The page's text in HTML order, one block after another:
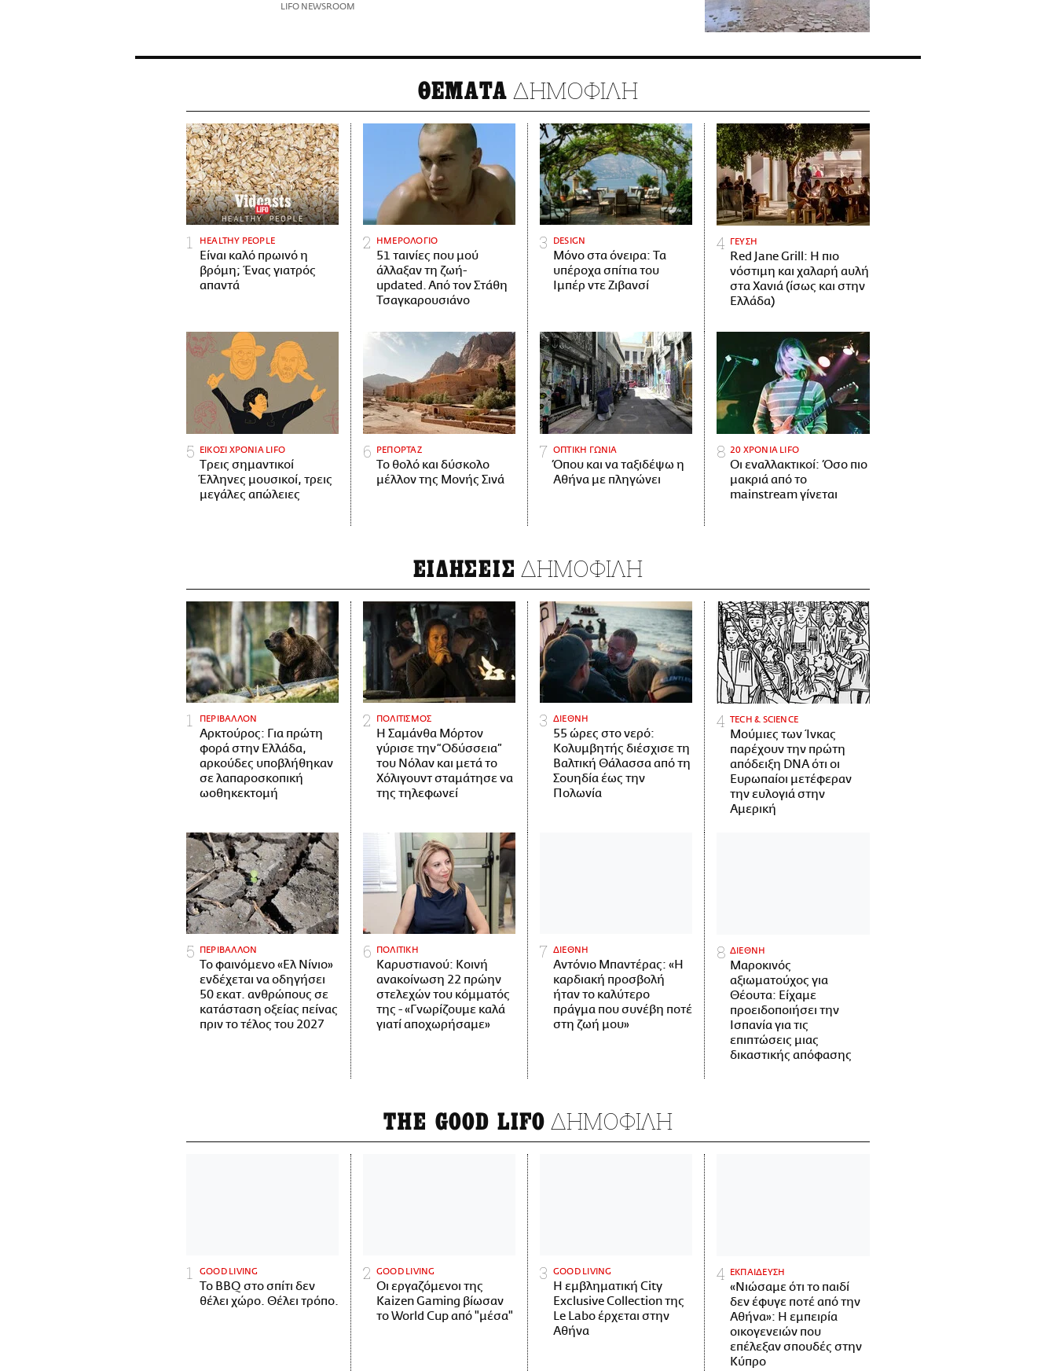
LIFO NEWSROOM
ΘΕΜΑΤΑ ΔΗΜΟΦΙΛΗ
HEALTHY PEOPLE
Είναι καλό πρωινό η
βρόμη; Ένας γιατρός
απαντά
ΗΜΕΡΟΛΟΓΙΟ
51 ταινίες που μού
άλλαξαν τη ζωή-
updated. Aπό τον Στάθη
Τσαγκαρουσιάνο
DESIGN
Μόνο στα όνειρα: Τα
υπέροχα σπίτια του
Ιμπέρ ντε Ζιβανσί
ΓΕΥΣΗ
Red Jane Grill: Η πιο
νόστιμη και χαλαρή αυλή
στα Χανιά (ίσως και στην
Ελλάδα)
ΕΙΚΟΣΙ ΧΡΟΝΙΑ LIFO
Tρεις σημαντικοί
Έλληνες μουσικοί, τρεις
μεγάλες απώλειες
ΡΕΠΟΡΤΑΖ
Το θολό και δύσκολο
μέλλον της Μονής Σινά
ΟΠΤΙΚΗ ΓΩΝΙΑ
Όπου και να ταξιδέψω η
Αθήνα με πληγώνει
20 ΧΡΟΝΙΑ LIFO
Οι εναλλακτικοί: Όσο πιο
μακριά από το
mainstream γίνεται
ΕΙΔΗΣΕΙΣ ΔΗΜΟΦΙΛΗ
ΠΕΡΙΒΑΛΛΟΝ
Αρκτούρος: Για πρώτη
φορά στην Ελλάδα,
αρκούδες υποβλήθηκαν
σε λαπαροσκοπική
ωοθηκεκτομή
ΠΟΛΙΤΙΣΜΟΣ
Η Σαμάνθα Μόρτον
γύρισε την “Οδύσσεια”
του Νόλαν και μετά το
Χόλιγουντ σταμάτησε να
της τηλεφωνεί
ΔΙΕΘΝΗ
55 ώρες στο νερό:
Κολυμβητής διέσχισε τη
Βαλτική Θάλασσα από τη
Σουηδία έως την
Πολωνία
ΤECH & SCIENCE
Μούμιες των Ίνκας
παρέχουν την πρώτη
απόδειξη DNA ότι οι
Ευρωπαίοι μετέφεραν
την ευλογιά στην
Αμερική
ΠΕΡΙΒΑΛΛΟΝ
Το φαινόμενο «Ελ Νίνιο»
ενδέχεται να οδηγήσει
50 εκατ. ανθρώπους σε
κατάσταση οξείας πείνας
πριν το τέλος του 2027
ΠΟΛΙΤΙΚΗ
Καρυστιανού: Κοινή
ανακοίνωση 22 πρώην
στελεχών του κόμματός
της - «Γνωρίζουμε καλά
γιατί αποχωρήσαμε»
ΔΙΕΘΝΗ
Αντόνιο Μπαντέρας: «Η
καρδιακή προσβολή
ήταν το καλύτερο
πράγμα που συνέβη ποτέ
στη ζωή μου»
ΔΙΕΘΝΗ
Μαροκινός
αξιωματούχος για
Θέουτα: Είχαμε
προειδοποιήσει την
Ισπανία για τις
επιπτώσεις μιας
δικαστικής απόφασης
THE GOOD LIFO ΔΗΜΟΦΙΛΗ
GOOD LIVING
Το BBQ στο σπίτι δεν
θέλει χώρο. Θέλει τρόπο.
GOOD LIVING
Οι εργαζόμενοι της
Kaizen Gaming βίωσαν
το World Cup από "μέσα"
GOOD LIVING
Η εμβληματική City
Exclusive Collection της
Le Labo έρχεται στην
Αθήνα
ΕΚΠΑΙΔΕΥΣΗ
«Νιώσαμε ότι το παιδί
δεν έφυγε ποτέ από την
Αθήνα»: Η εμπειρία
οικογενειών που
επέλεξαν σπουδές στην
Κύπρο